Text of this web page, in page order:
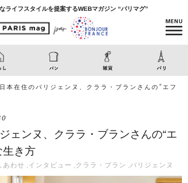
ライフスタイルを提案するWEBマガジン “パリマグ”
日本在住のパリジェンヌ、クララ・ブランさんの“エフ
ェンヌ、クララ・ブランさんの“エ
生き方
あわせ インタビュー クララ・ブラン パリジェンヌ